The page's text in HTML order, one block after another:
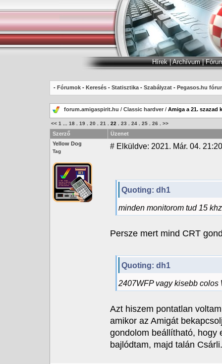
Hírek|Archívum|
- Fórumok - Keresés - Statisztika - Szabályzat - Pegasos.hu
forum.amigaspirit.hu / Classic hardver / Amiga a 21. szazad
<< 1 18 19 20 21 22 23 24 25 26 >>
Szerző
Üzenet
Yellow Dog
Tag
# Elküldve: 2021. Már. 04.
Quoting: dh1
minden monitorom tud 15
Persze mert mind CRT
Quoting: dh1
2407WFP vagy kisebb colos
Azt hiszem pontatlan
amikor az Amigát
gondolom beállítható, hogy
bajlódtam, majd talán